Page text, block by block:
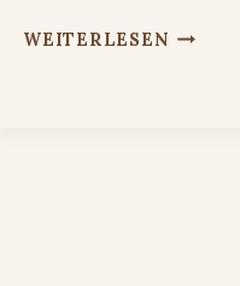
WEITERLESEN